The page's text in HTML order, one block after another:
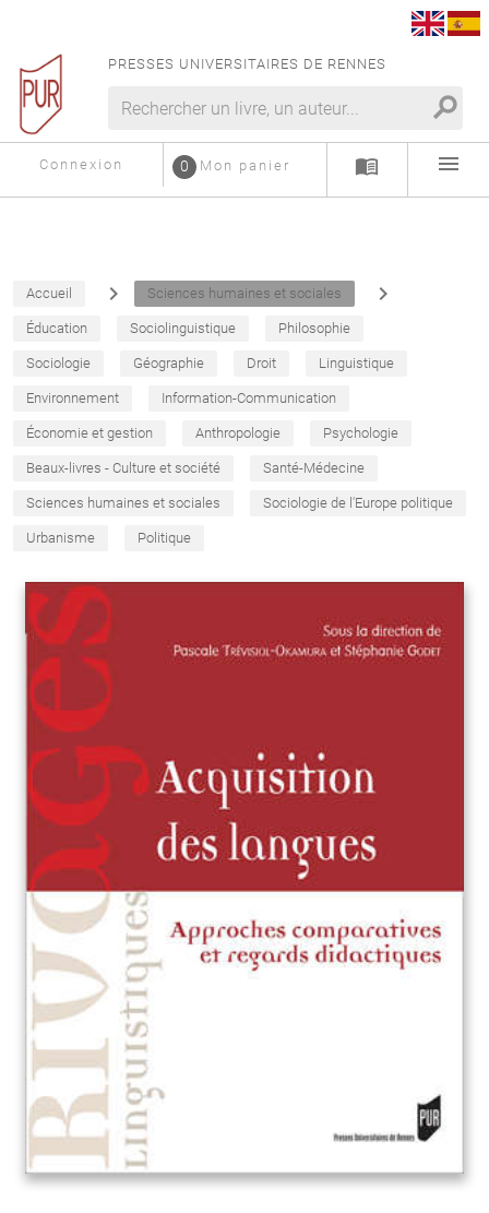
PRESSES UNIVERSITAIRES DE RENNES
search
Connexion Mon panier
0 menu_book menu
Accueil navigate_next Sciences humaines et sociales navigate_next
Éducation Sociolinguistique Philosophie
Sociologie Géographie Droit Linguistique
Environnement Information-Communication
Économie et gestion Anthropologie Psychologie
Beaux-livres - Culture et société Santé-Médecine
Sciences humaines et sociales Sociologie de l'Europe politique
Urbanisme Politique